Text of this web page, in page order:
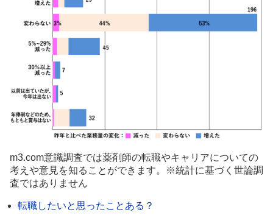
m3.com意識調査では薬剤師の転職やキャリアについての
考えや意見を知ることができます。※統計に基づく世論調
査ではありません
転職したいと思ったことある？